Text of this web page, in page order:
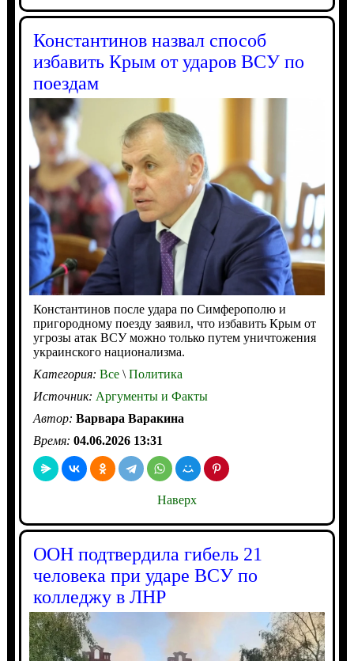
Константинов назвал способ
избавить Крым от ударов ВСУ по
поездам
Константинов после удара по Симферополю и
пригородному поезду заявил, что избавить Крым от
угрозы атак ВСУ можно только путем уничтожения
украинского национализма.
Категория: Все\Политика
Источник: Аргументы и Факты
Автор: Варвара Варакина
Время: 04.06.2026 13:31
Наверх
ООН подтвердила гибель 21
человека при ударе ВСУ по
колледжу в ЛНР